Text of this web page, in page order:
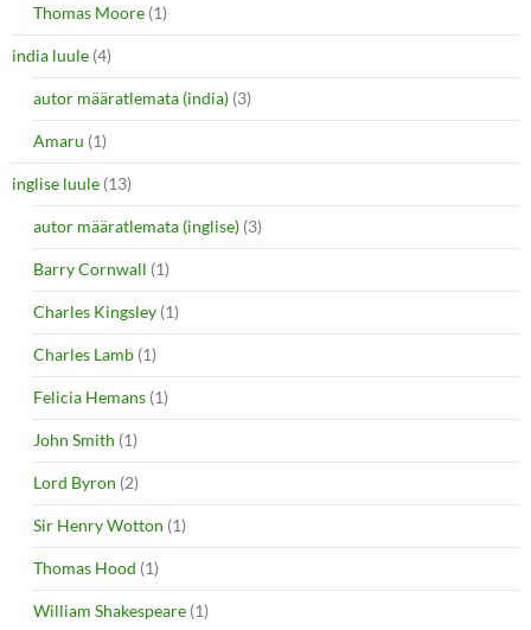
Thomas Moore (1)
india luule (4)
autor määratlemata (india) (3)
Amaru (1)
inglise luule (13)
autor määratlemata (inglise) (3)
Barry Cornwall (1)
Charles Kingsley (1)
Charles Lamb (1)
Felicia Hemans (1)
John Smith (1)
Lord Byron (2)
Sir Henry Wotton (1)
Thomas Hood (1)
William Shakespeare (1)